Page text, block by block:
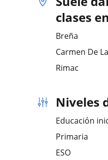
clases en
Breña
Carmen De
Rimac
Niveles
Educación
Primaria
ESO